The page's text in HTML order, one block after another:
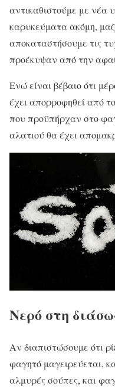
αντικαθιστούμε με νέα
καρυκεύματα ακόμη,
αποκαταστήσουμε τις
προέκυψαν από την
Ενώ είναι βέβαιο ότι
έχει απορροφηθεί από
που προϋπήρχαν στο
αλατιού θα έχει
Νερό στη
Αν διαπιστώσουμε ότι
φαγητό μαγειρεύεται,
αλμυρές σούπες, και